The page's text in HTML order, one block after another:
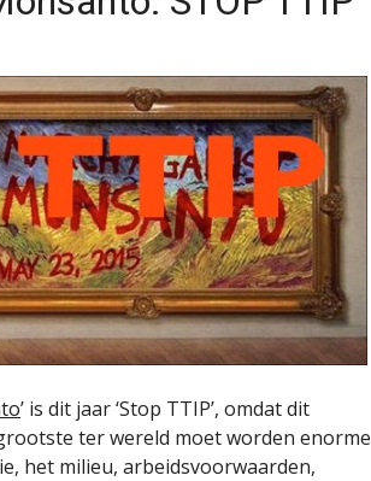
’ is dit jaar ‘Stop TTIP’, omdat dit
ter wereld moet worden enorme
het milieu, arbeidsvoorwaarden,